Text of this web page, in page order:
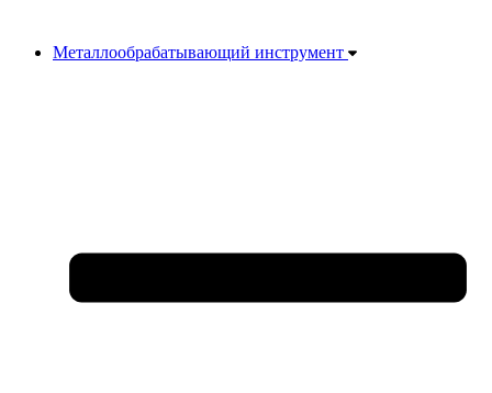
Металлообрабатывающий инструмент